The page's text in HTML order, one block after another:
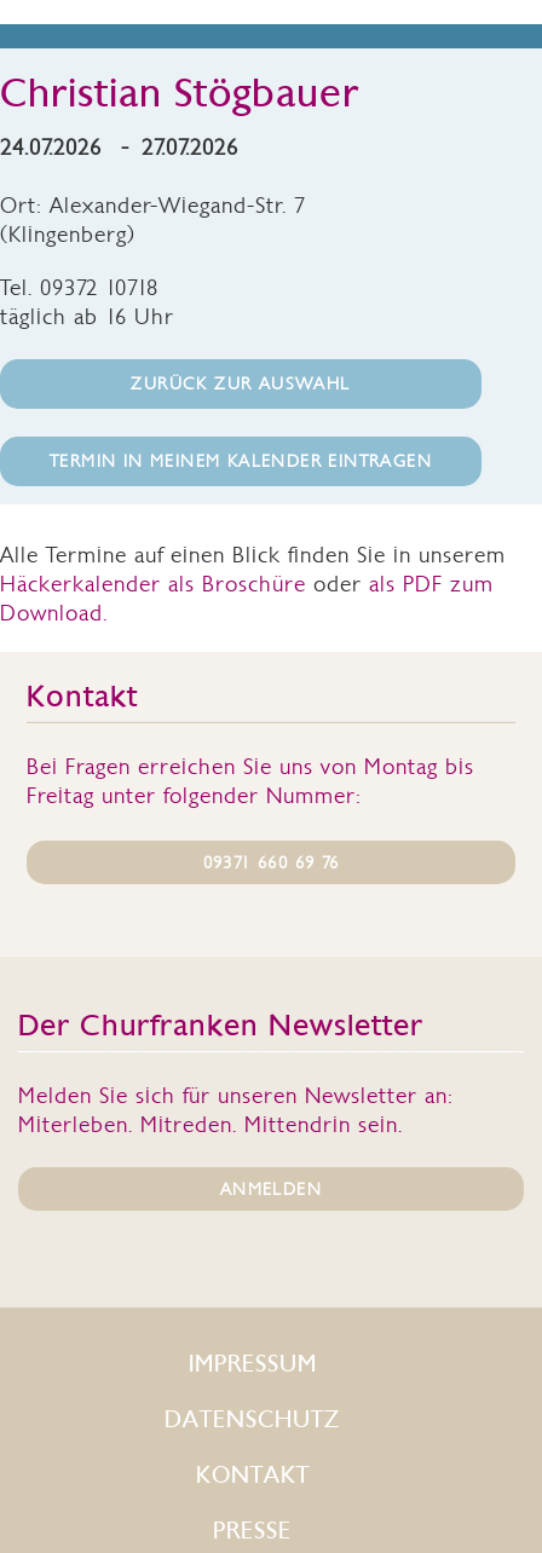
Christian Stögbauer
24.07.2026 - 27.07.2026
Ort: Alexander-Wiegand-Str. 7
(Klingenberg)
Tel. 09372 10718
täglich ab 16 Uhr
ZURÜCK ZUR AUSWAHL
TERMIN IN MEINEM KALENDER EINTRAGEN
Alle Termine auf einen Blick finden Sie in unserem
Häckerkalender als Broschüre oder als PDF zum
Download.
Kontakt
Bei Fragen erreichen Sie uns von Montag bis
Freitag unter folgender Nummer:
09371 660 69 76
Der Churfranken Newsletter
Melden Sie sich für unseren Newsletter an:
Miterleben. Mitreden. Mittendrin sein.
ANMELDEN
IMPRESSUM
DATENSCHUTZ
KONTAKT
PRESSE